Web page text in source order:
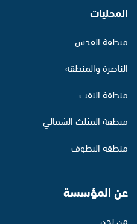
المحليات
منطقة القدس
الناصرة والمنطقة
منطقة النقب
منطقة المثلث الشمالي
منطقة البطوف
عن المؤسسة
من نحن